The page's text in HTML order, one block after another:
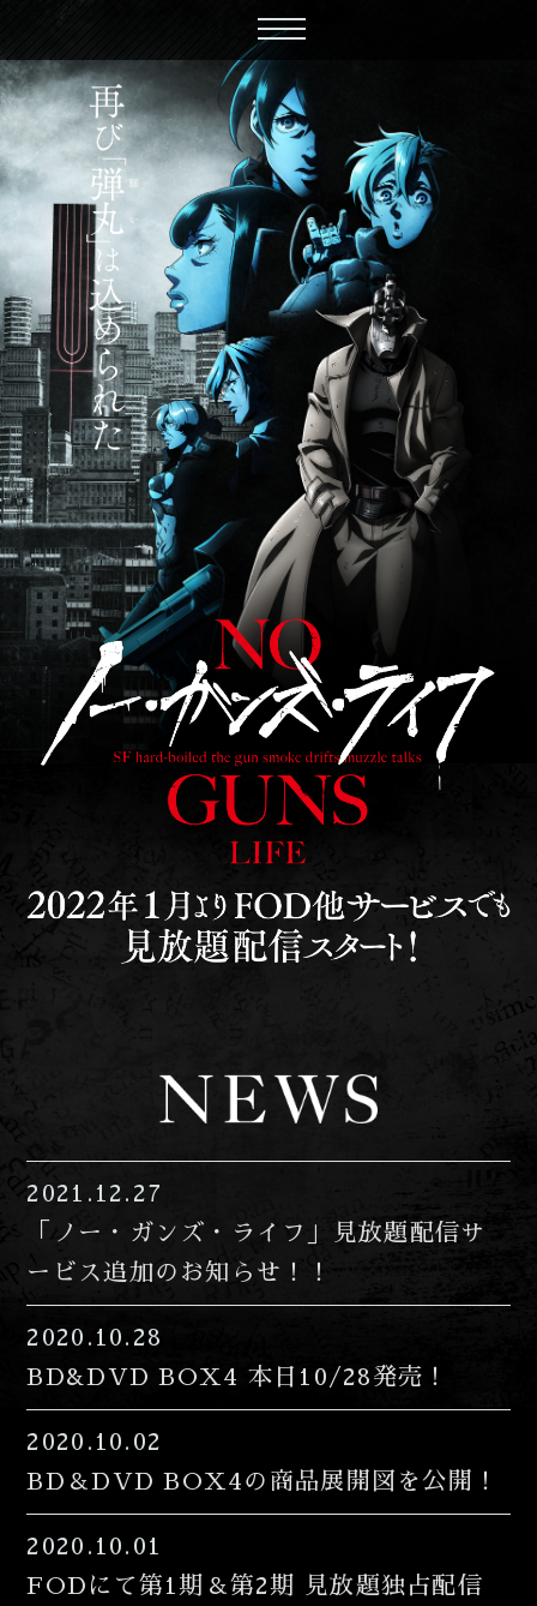
2021.12.27
「ノー・ガンズ・ライフ」見放題配信サ
ービス追加のお知らせ！！
2020.10.28
BD&DVD BOX4 本日10/28発売！
2020.10.02
BD＆DVD BOX4の商品展開図を公開！
2020.10.01
FODにて第1期＆第2期 見放題独占配信